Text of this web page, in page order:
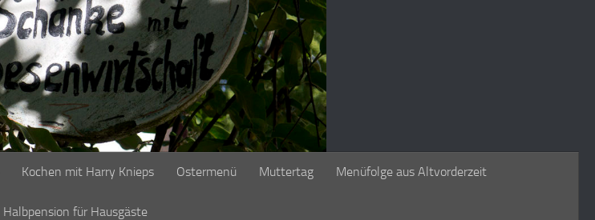
Kochen mit Harry Knieps Ostermenü Muttertag Menüfolge aus Altvorderzeit
Halbpension für Hausgäste